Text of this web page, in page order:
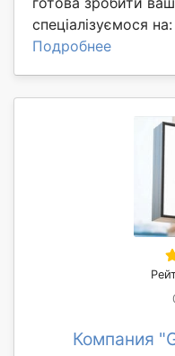
спеціалізуємося
Подробнее
Компания